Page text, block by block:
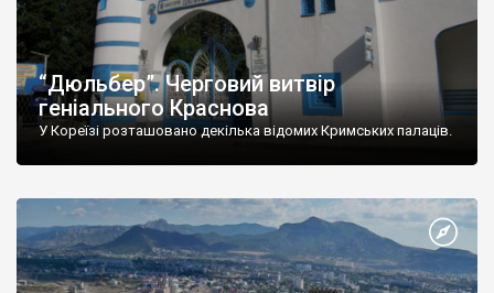
“Дюльбер”. Черговий витвір
геніального Краснова
У Кореїзі розташовано декілька відомих Кримських палаців.